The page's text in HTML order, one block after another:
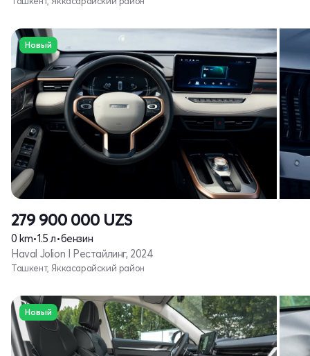
Новый
279 900 000 UZS
0 km•1.5 л•бензин
Haval Jolion I Рестайлинг, 2024
Ташкент, Яккасарайский район
Новый